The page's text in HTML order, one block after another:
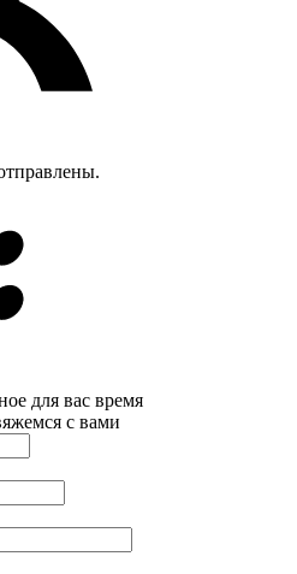
для вас время
с вами